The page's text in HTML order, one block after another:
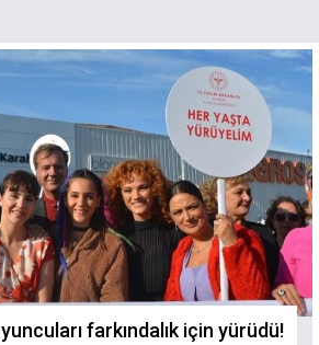
farkındalık için yürüdü!